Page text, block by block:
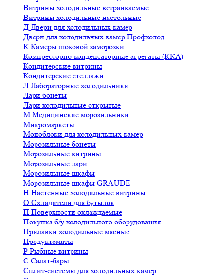
Витрины холодильные встраиваемые
Витрины холодильные настольные
Д Двери для холодильных камер
Двери для холодильных камер Профхолод
К Камеры шоковой заморозки
Компрессорно-конденсаторные агрегаты (ККА)
Кондитерские витрины
Кондитерские стеллажи
Л Лабораторные холодильники
Лари бонеты
Лари холодильные открытые
М Медицинские морозильники
Микромаркеты
Моноблоки для холодильных камер
Морозильные бонеты
Морозильные витрины
Морозильные лари
Морозильные шкафы
Морозильные шкафы GRAUDE
Н Настенные холодильные витрины
О Охладители для бутылок
П Поверхности охлаждаемые
Покупка б/у холодильного оборудования
Прилавки холодильные мясные
Продуктоматы
Р Рыбные витрины
С Салат-бары
Сплит-системы для холодильных камер